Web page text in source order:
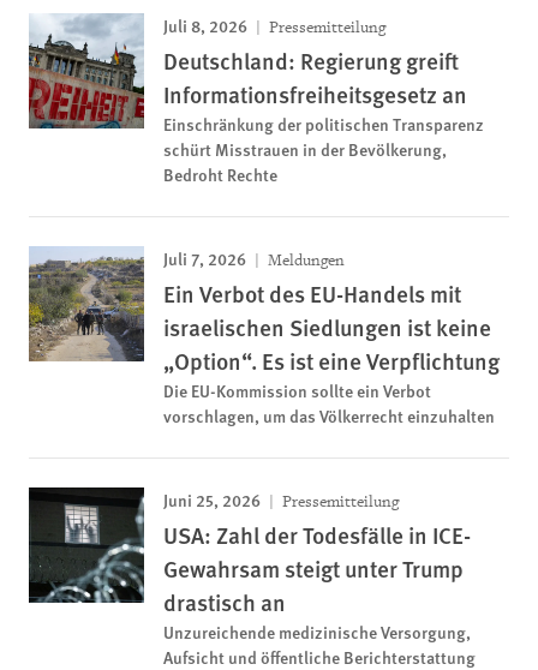
Juli 8, 2026 Pressemitteilung
Deutschland: Regierung greift
Informationsfreiheitsgesetz an
Einschränkung der politischen Transparenz
schürt Misstrauen in der Bevölkerung,
Bedroht Rechte
Juli 7, 2026 Meldungen
Ein Verbot des EU-Handels mit
israelischen Siedlungen ist keine
„Option“. Es ist eine Verpflichtung
Die EU-Kommission sollte ein Verbot
vorschlagen, um das Völkerrecht einzuhalten
Juni 25, 2026 Pressemitteilung
USA: Zahl der Todesfälle in ICE-
Gewahrsam steigt unter Trump
drastisch an
Unzureichende medizinische Versorgung,
Aufsicht und öffentliche Berichterstattung